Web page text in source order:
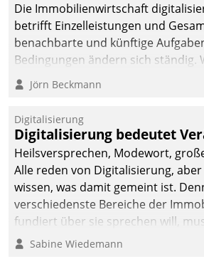
Die Immobilienwirtschaft
betrifft Einzelleistungen und
benachbarte und künftige
Bedingungen ändern sich ständig.
technisch die Kontrolle wahren
fürs Wachsen öffnen?
Jörn Beckmann
Digitalisierung
Digitalisierung bedeutet
Heilsversprechen, Modewort,
Alle reden von Digitalisierung,
wissen, was damit gemeint ist.
verschiedenste Bereiche der
fundiert über sie sprechen will,
klären. Ein Aspekt ist die
Sabine Wiedemann